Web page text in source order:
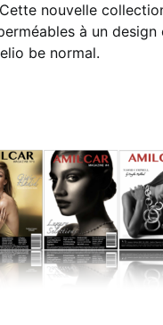
nouvelle
à un
be normal.